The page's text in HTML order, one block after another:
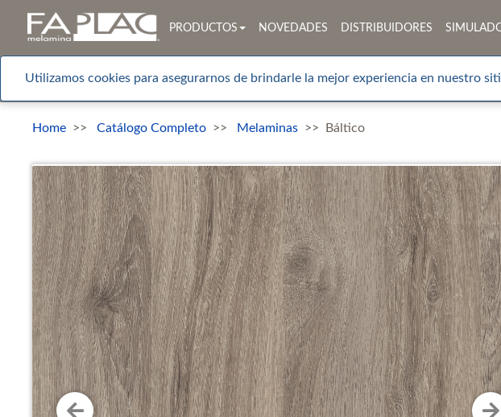
PRODUCTOS NOVEDADES DISTRIBUIDORES
Utilizamos cookies para asegurarnos de brindarle la mejor experiencia en nuestro
Home Catálogo Completo Melaminas Báltico